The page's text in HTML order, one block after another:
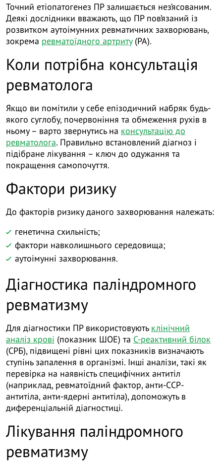
Точний етіопатогенез ПР залишається нез’ясованим.
Деякі дослідники вважають, що ПР пов’язаний із
розвитком аутоімунних ревматичних захворювань,
зокрема ревматоїдного артриту(РА).
Коли потрібна консультація
ревматолога
Якщо ви помітили у себе епізодичний набряк будь-
якого суглобу, почервоніння та обмеження рухів в
ньому – варто звернутись на консультацію до
ревматолога. Правильно встановлений діагноз і
підібране лікування – ключ до одужання та
покращення самопочуття.
Фактори ризику
До факторів ризику даного захворювання належать:
генетична схильність;
фактори навколишнього середовища;
аутоімунні захворювання.
Діагностика паліндромного
ревматизму
Для діагностики ПР використовують клінічний
аналіз крові (показник ШОЕ) та С-реактивний білок
(СРБ), підвищені рівні цих показників визначають
ступінь запалення в організмі. Інші аналізи, такі як
перевірка на наявність специфічних антитіл
(наприклад, ревматоїдний фактор, анти-CCP-
антитіла, анти-ядерні антитіла), допоможуть в
диференціальній діагностиці.
Лікування паліндромного
ревматизму